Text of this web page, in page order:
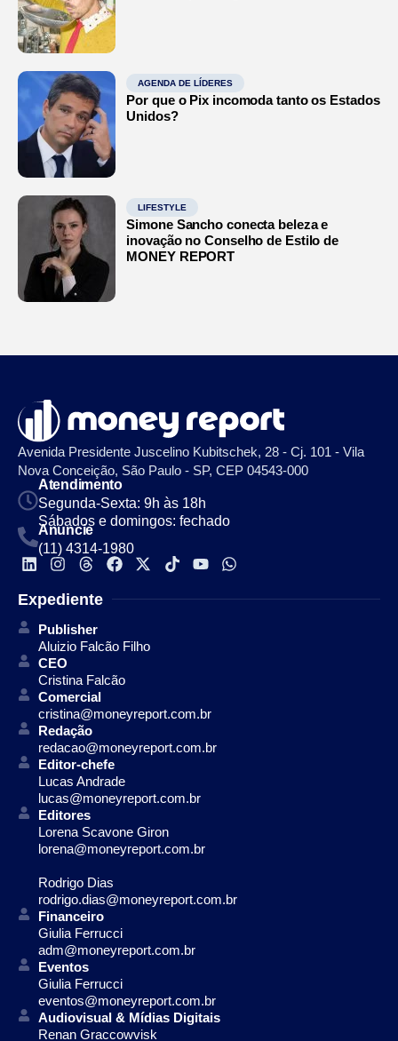
AGENDA DE LÍDERES
Por que o Pix incomoda tanto os Estados
Unidos?
LIFESTYLE
Simone Sancho conecta beleza e
inovação no Conselho de Estilo de
MONEY REPORT
Avenida Presidente Juscelino Kubitschek, 28 - Cj. 101 - Vila
Nova Conceição, São Paulo - SP, CEP 04543-000
Atendimento
Segunda-Sexta: 9h às 18h
Sábados e domingos: fechado
Anuncie
(11) 4314-1980
Expediente
Publisher
Aluizio Falcão Filho
CEO
Cristina Falcão
Comercial
cristina@moneyreport.com.br
Redação
redacao@moneyreport.com.br
Editor-chefe
Lucas Andrade
lucas@moneyreport.com.br
Editores
Lorena Scavone Giron
lorena@moneyreport.com.br
Rodrigo Dias
rodrigo.dias@moneyreport.com.br
Financeiro
Giulia Ferrucci
adm@moneyreport.com.br
Eventos
Giulia Ferrucci
eventos@moneyreport.com.br
Audiovisual & Mídias Digitais
Renan Graccowvisk